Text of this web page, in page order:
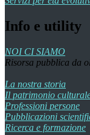
Info e utility
NOI CI SIAMO
Risorsa pubblica da
La nostra storia
Il patrimonio
Professioni persone
Pubblicazioni
Ricerca e formazione